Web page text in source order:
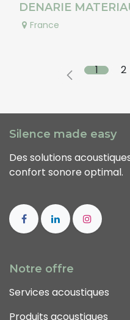
DENARIE
France
1 2
Silence made easy
Des solutions
confort sonore optimal.
Notre offre
Services acoustiques
Produits acoustiques